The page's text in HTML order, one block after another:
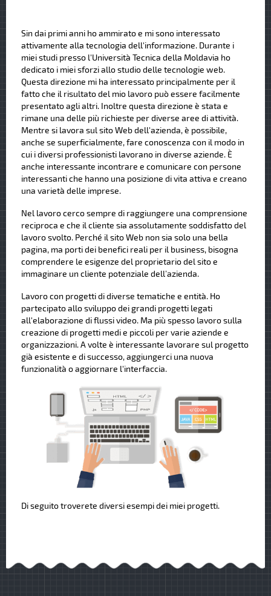
Sin dai primi anni ho ammirato e mi sono interessato
attivamente alla tecnologia dell'informazione. Durante i
miei studi presso l'Università Tecnica della Moldavia ho
dedicato i miei sforzi allo studio delle tecnologie web.
Questa direzione mi ha interessato principalmente per il
fatto che il risultato del mio lavoro può essere facilmente
presentato agli altri. Inoltre questa direzione è stata e
rimane una delle più richieste per diverse aree di attività.
Mentre si lavora sul sito Web dell'azienda, è possibile,
anche se superficialmente, fare conoscenza con il modo in
cui i diversi professionisti lavorano in diverse aziende. È
anche interessante incontrare e comunicare con persone
interessanti che hanno una posizione di vita attiva e creano
una varietà delle imprese.
Nel lavoro cerco sempre di raggiungere una comprensione
reciproca e che il cliente sia assolutamente soddisfatto del
lavoro svolto. Perché il sito Web non sia solo una bella
pagina, ma porti dei benefici reali per il business, bisogna
comprendere le esigenze del proprietario del sito e
immaginare un cliente potenziale dell’azienda.
Lavoro con progetti di diverse tematiche e entità. Ho
partecipato allo sviluppo dei grandi progetti legati
all'elaborazione di flussi video. Ma più spesso lavoro sulla
creazione di progetti medi e piccoli per varie aziende e
organizzazioni. A volte è interessante lavorare sul progetto
già esistente e di successo, aggiungerci una nuova
funzionalità o aggiornare l'interfaccia.
Di seguito troverete diversi esempi dei miei progetti.